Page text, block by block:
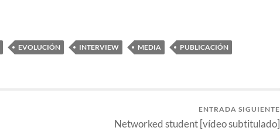
EVOLUCIÓN INTERVIEW MEDIA PUBLICACIÓN
ENTRADA SIGUIENTE
Networked student [vídeo subtitulado]